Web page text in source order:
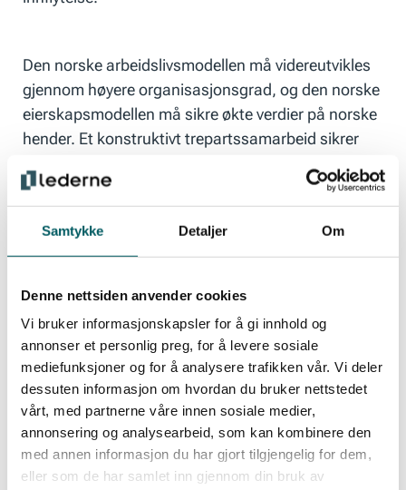
Samtykke Detaljer Om
Denne nettsiden anvender cookies
Vi bruker informasjonskapsler for å gi innhold og
annonser et personlig preg, for å levere sosiale
mediefunksjoner og for å analysere trafikken vår. Vi deler
dessuten informasjon om hvordan du bruker nettstedet
vårt, med partnerne våre innen sosiale medier,
annonsering og analysearbeid, som kan kombinere den
med annen informasjon du har gjort tilgjengelig for dem,
eller som de har samlet inn gjennom din bruk av
Den norske arbeidslivsmodellen må videreutvikles
gjennom høyere organisasjonsgrad, og den norske
eierskapsmodellen må sikre økte verdier på norske
hender. Et konstruktivt trepartssamarbeid sikrer
omstilling for et bedre norsk arbeidsliv og velferden
i Norge. Dette påkrever aktiv og god ledelse fra
arbeidstakere, arbeidsgivere og den norske stat.
Populære medlemsfordeler